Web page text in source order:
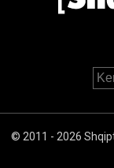
© 2011 - 2026